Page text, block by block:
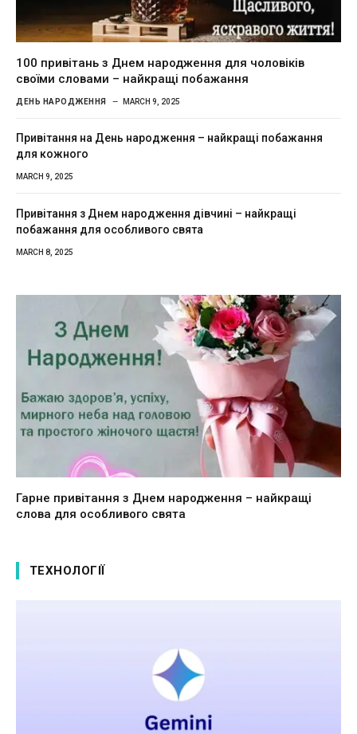
100 привітань з Днем народження для чоловіків
своїми словами – найкращі побажання
ДЕНЬ НАРОДЖЕННЯ MARCH 9, 2025
Привітання на День народження – найкращі побажання
для кожного
MARCH 9, 2025
Привітання з Днем народження дівчині – найкращі
побажання для особливого свята
MARCH 8, 2025
Гарне привітання з Днем народження – найкращі
слова для особливого свята
ТЕХНОЛОГІЇ